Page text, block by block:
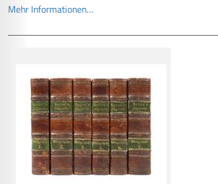
Mehr Informationen...